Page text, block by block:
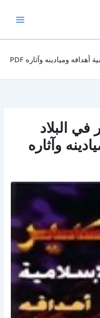
تحميل كتاب التنصير في البلاد الإسلامية أهدافه وميادينه وآثاره PDF
البلاد
وآثاره